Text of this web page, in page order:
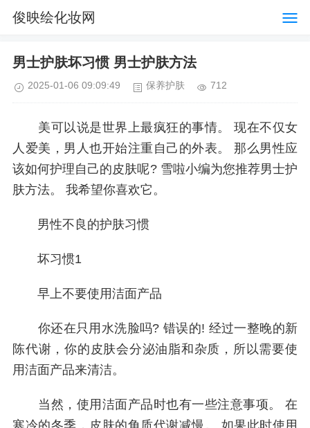
俊映绘化妆网
男士护肤坏习惯 男士护肤方法
2025-01-06 09:09:49 保养护肤 712
美可以说是世界上最疯狂的事情。 现在不仅女
人爱美，男人也开始注重自己的外表。 那么男性应
该如何护理自己的皮肤呢? 雪啦小编为您推荐男士护
肤方法。 我希望你喜欢它。
男性不良的护肤习惯
坏习惯1
早上不要使用洁面产品
你还在只用水洗脸吗? 错误的! 经过一整晚的新
陈代谢，你的皮肤会分泌油脂和杂质，所以需要使
用洁面产品来清洁。
当然，使用洁面产品时也有一些注意事项。 在
寒冷的冬季，皮肤的角质代谢减慢。 如果此时使用